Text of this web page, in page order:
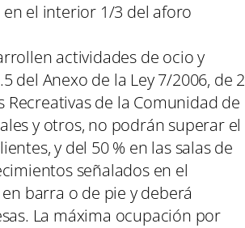
en el interior 1/3 del aforo
actividades de ocio y
del Anexo de la Ley 7/2006, de 2
de la Comunidad de
y otros, no podrán superar el
y del 50 % en las salas de
señalados en el
barra o de pie y deberá
La máxima ocupación por